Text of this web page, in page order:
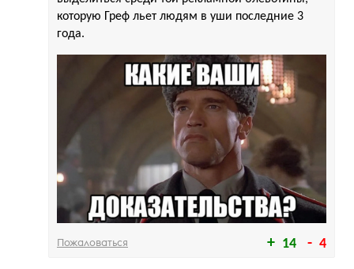
14 4
которую Греф льет людям в уши последние 3
года.
Пожаловаться